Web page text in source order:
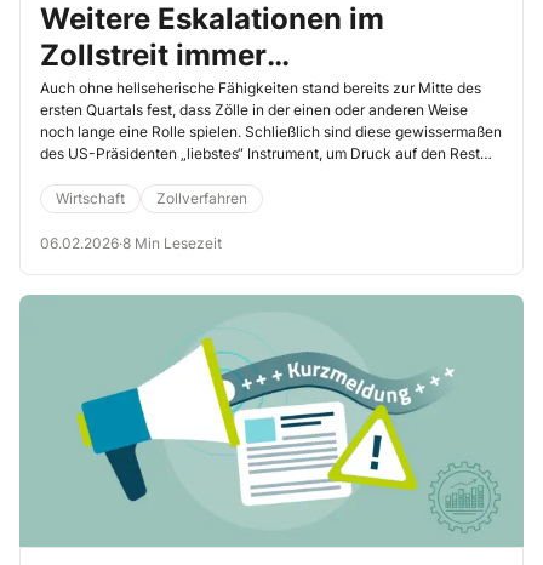
Weitere Eskalationen im
Zollstreit immer
wahrscheinlicher
Auch ohne hellseherische Fähigkeiten stand bereits zur Mitte des
ersten Quartals fest, dass Zölle in der einen oder anderen Weise
noch lange eine Rolle spielen. Schließlich sind diese gewissermaßen
des US-Präsidenten „liebstes“ Instrument, um Druck auf den Rest
Prüfung alternativer juristischer Optionen angekündigt, um im Fall
einer unerwünschten Supreme-Court-Entscheidung auf
zollpolitische Maßnahmen zurückgreifen zu können. Auch verfolgte
Wirtschaft Zollverfahren
06.02.2026·8 Min Lesezeit